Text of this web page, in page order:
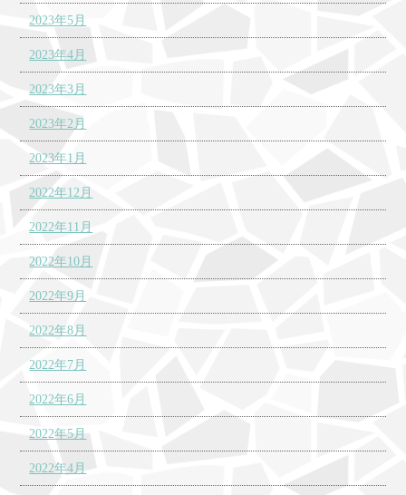
2023年5月
2023年4月
2023年3月
2023年2月
2023年1月
2022年12月
2022年11月
2022年10月
2022年9月
2022年8月
2022年7月
2022年6月
2022年5月
2022年4月